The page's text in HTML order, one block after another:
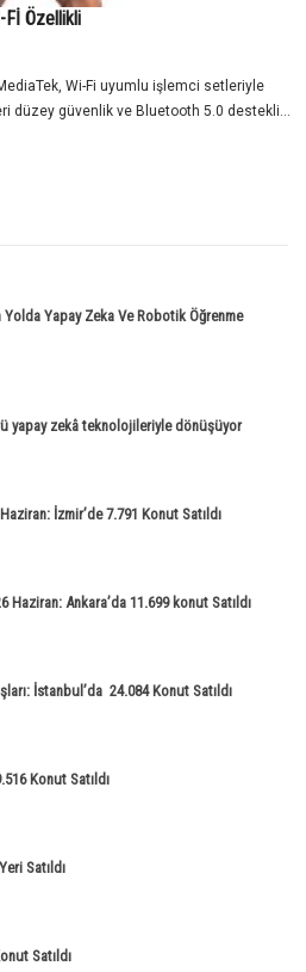
Fİ Özellikli
Wi-Fi uyumlu işlemci setleriyle
düzey güvenlik ve Bluetooth 5.0 destekli...
Yapay Zeka Ve Robotik Öğrenme
yapay zekâ teknolojileriyle dönüşüyor
İzmir’de 7.791 Konut Satıldı
Haziran: Ankara’da 11.699 konut Satıldı
İstanbul’da 24.084 Konut Satıldı
Konut Satıldı
Satıldı
Satıldı